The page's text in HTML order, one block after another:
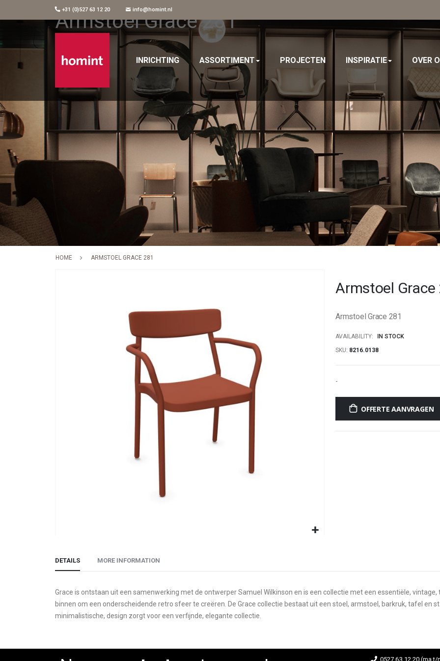
+31 (0)527 63 12 20 info@homint.nl
INRICHTING ASSORTIMENT PROJECTEN INSPIRATIE OVER
Armstoel Grace 281
HOME ARMSTOEL GRACE 281
the
of
the
images
Armstoel Grace
Armstoel Grace 281
AVAILABILITY:
IN STOCK
SKU 8216.0138
-
OFFERTE AANVRAGEN
DETAILS
Grace is ontstaan uit een samenwerking met de ontwerper Samuel Wilkinson en is een collectie met een essentiële,
binnen om een onderscheidende retro sfeer te creëren. De Grace collectie bestaat uit een stoel, armstoel, barkruk, tafel en
minimalistische, design zorgt voor een verfijnde, elegante collectie.
MORE INFORMATION
0527 63 12 20 (ma t/